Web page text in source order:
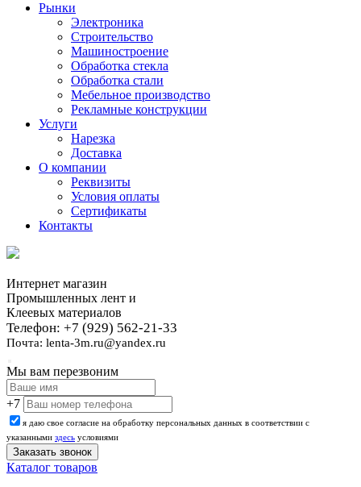
Рынки
Электроника
Строительство
Машиностроение
Обработка стекла
Обработка стали
Мебельное производство
Рекламные конструкции
Услуги
Нарезка
Доставка
О компании
Реквизиты
Условия оплаты
Сертификаты
Контакты
Интернет магазин
Промышленных лент и
Клеевых материалов
Телефон: +7 (929) 562-21-33
Почта: lenta-3m.ru@yandex.ru
Мы вам перезвоним
+7
я даю свое согласие на обработку персональных данных в соответствии с
указанными здесь условиями
Каталог товаров